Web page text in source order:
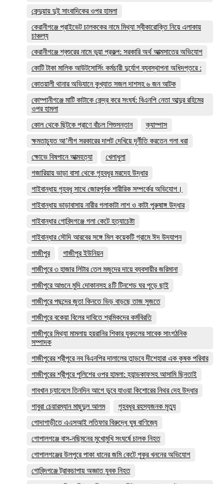
কেন্দুয়ায় দুই সাংবাদিকের ওপর হামলা
কেরানীগঞ্জে প্রাইভেট চালককের নামে মিথ্যা স্বীকারোক্তি নিয়ে এলাকায়
চাঞ্চল্য
কেরানীগঞ্জে শ্বশুরের নামে ভুয়া প্রকল্প: সরকারি অর্থ আত্মসাতের অভিযোগ
কোটি টাকা মালিক আউটসোর্সিং কর্মচারী দুর্যোগ ব্যবস্থাপনা অধিদপ্তরে :
কোতয়ালী থানার অভিযানে কুখ্যাত সজল দাশসহ ৬ জন আটক
কোম্পানীগঞ্জে মাটি কাটাকে কেন্দ্র করে সংঘর্ষ: বিএনপি নেতা আব্দুর রহিমের
ওপর হামলা
কোল থেকে ছিটকে প্রাণে বাঁচল শিশুসন্তান
ক্যাম্পাস
ক্ষমতাচ্যুত আ’লীগ সরকারের দাপট দেখিয়ে দূর্নীতি করতেন গলা ধরা
ক্ষোভে বিষপানে আত্মহত্যা
খেলাধুলা
গজারিয়ায় ভাড়া বাসা থেকে গৃহবধূর মরদেহ উদ্ধার
গাইবান্ধায় গৃহবধূ সাথে জোরপূর্বক শারীরিক সম্পর্কের অভিযোগ।
গাইবান্ধায় ভাড়াবাসায় নারীর গলাকাটা লাশ ও কাটা পুরুষাঙ্গ উদ্ধার
গাইবান্ধার গোবিন্দগঞ্জে গলা কেটে হত্যাচেষ্টা
গাইবান্ধার সৌদি আরবের সঙ্গে মিল কয়েকটি গ্রামে ঈদ উদযাপন
গাজীপুর
গাজীপুর ইউনিয়ন
গাজীপুরে ৩ হাজার লিটার তেল মজুদের দায়ে ব্যবসায়ীর জরিমানা
গাজীপুরে আগুনে মুদি দোকানসহ ৪টি টিনশেড ঘর পুড়ে ছাই
গাজীপুরে পছন্দের জুতা কিনতে ভিড় বাড়ছে তাজ সুজতে
গাজীপুরে বকেয়া বিলের দাবিতে শ্রমিকদের কর্মবিরতি
গাজীপুরে মিথ্যা মামলায় হয়রানির শিকার যুবদলের সাবেক সাংগঠনিক
সম্পাদক
গাজীপুরের শ্রীপুরে নব বিএনপির দালালের তান্ডবে দীশেহারা এক কৃষক পরিবার
গাজীপুরের শ্রীপুরে পুলিশের ওপর হামলা: হ্যান্ডকাফসহ আসামি ছিনতাই
গাবখান চ্যানেলে তিনদিন আগে ডুবে যাওয়া কিশোরের নিথর দেহ উদ্ধার
গাবুরা চেয়ারম্যান মাছুদুল আলম
গৃহবধূর রহস্যজনক মৃত্যু
গোদাগাড়ীতে এএসআই লতিফার বিরুদ্ধে ঘুষ বাণিজ্যে
গোপালগঞ্জে বাস-নছিমনের মুখোমুখি সংঘর্ষে চালক নিহত
গোপালগঞ্জের উলপুরে পাকা ধানের জমি কেটে পুকুর খননের অভিযোগ
গোবিন্দগঞ্জে ট্রাকচাপায় অজ্ঞাত যুবক নিহত